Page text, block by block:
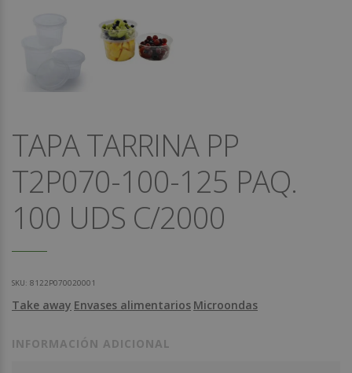
TAPA TARRINA PP
T2P070-100-125 PAQ.
100 UDS C/2000
SKU: 8122P070020001
Take away Envases alimentarios Microondas
INFORMACIÓN ADICIONAL